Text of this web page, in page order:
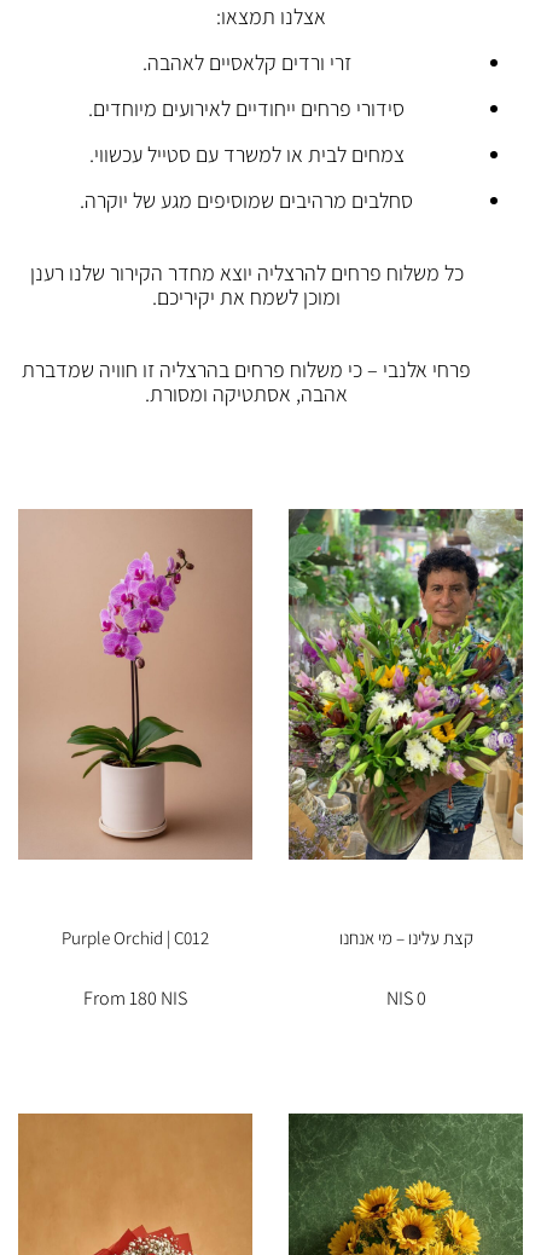
אצלנו תמצאו:
זרי ורדים קלאסיים לאהבה.
סידורי פרחים ייחודיים לאירועים מיוחדים.
צמחים לבית או למשרד עם סטייל עכשווי.
סחלבים מרהיבים שמוסיפים מגע של יוקרה.
כל משלוח פרחים להרצליה יוצא מחדר הקירור שלנו רענן
ומוכן לשמח את יקיריכם.
פרחי אלנבי – כי משלוח פרחים בהרצליה זו חוויה שמדברת
אהבה, אסתטיקה ומסורת.
קצת עלינו – מי אנחנו
0 NIS
Purple Orchid | C012
From 180 NIS